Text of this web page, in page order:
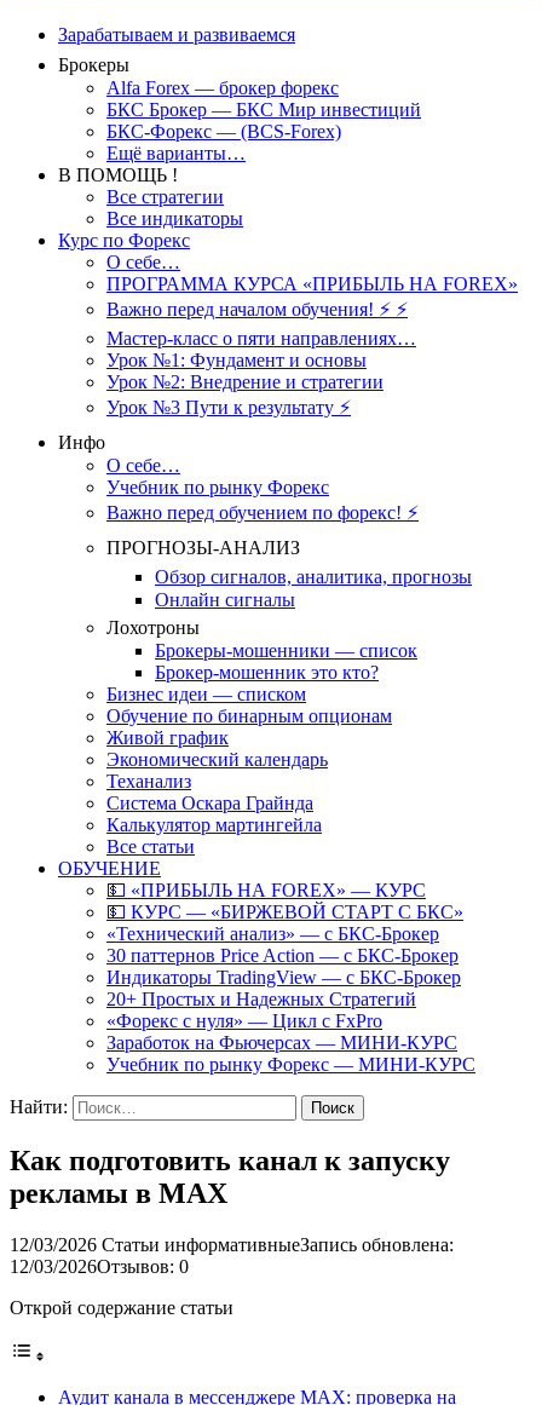
Зарабатываем и развиваемся
Брокеры
Alfa Forex — брокер форекс
БКС Брокер — БКС Мир инвестиций
БКС-Форекс — (BCS-Forex)
Ещё варианты…
В ПОМОЩЬ !
Все стратегии
Все индикаторы
Курс по Форекс
О себе…
ПРОГРАММА КУРСА «ПРИБЫЛЬ НА FOREX»
Важно перед началом обучения! ⚡ ⚡
Мастер-класс о пяти направлениях…
Урок №1: Фундамент и основы
Урок №2: Внедрение и стратегии
Урок №3 Пути к результату ⚡️
Инфо
О себе…
Учебник по рынку Форекс
Важно перед обучением по форекс! ⚡
ПРОГНОЗЫ-АНАЛИЗ
Обзор сигналов, аналитика, прогнозы
Онлайн сигналы
Лохотроны
Брокеры-мошенники — список
Брокер-мошенник это кто?
Бизнес идеи — списком
Обучение по бинарным опционам
Живой график
Экономический календарь
Теханализ
Система Оскара Грайнда
Калькулятор мартингейла
Все статьи
ОБУЧЕНИЕ
💵 «ПРИБЫЛЬ НА FOREX» — КУРС
💵 КУРС — «БИРЖЕВОЙ СТАРТ С БКС»
«Технический анализ» — с БКС-Брокер
30 паттернов Price Action — с БКС-Брокер
Индикаторы TradingView — с БКС-Брокер
20+ Простых и Надежных Стратегий
«Форекс с нуля» — Цикл с FxPro
Заработок на Фьючерсах — МИНИ-КУРС
Учебник по рынку Форекс — МИНИ-КУРС
Найти:
Как подготовить канал к запуску
рекламы в MAX
12/03/2026 Статьи информативныеЗапись обновлена:
12/03/2026Отзывов: 0
Открой содержание статьи
Аудит канала в мессенджере MAX: проверка на